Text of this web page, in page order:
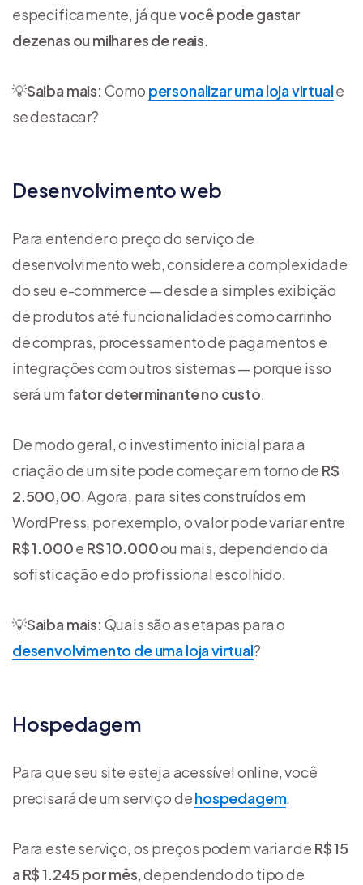
especificamente, já quevocê pode gastar
dezenas ou milhares de reais.
💡Saiba mais: Como personalizar uma loja virtuale
se destacar?
Desenvolvimento web
Para entender o preço do serviço de
desenvolvimento web, considere a complexidade
do seu e-commerce — desde a simples exibição
de produtos até funcionalidades como carrinho
de compras, processamento de pagamentos e
integrações com outros sistemas — porque isso
será um fator determinante no custo.
De modo geral, o investimento inicial para a
criação de um site pode começar em torno de R$
2.500,00. Agora, para sites construídos em
WordPress, por exemplo, o valor pode variar entre
R$ 1.000e R$ 10.000ou mais, dependendo da
sofisticação e do profissional escolhido.
💡Saiba mais: Quais são as etapas para o
desenvolvimento de uma loja virtual?
Hospedagem
Para que seu site esteja acessível online, você
precisará de um serviço dehospedagem.
Para este serviço, os preços podem variar de R$ 15
a R$ 1.245 por mês, dependendo do tipo de